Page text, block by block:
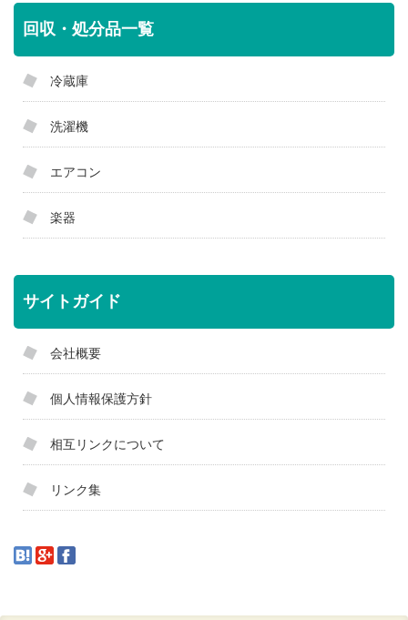
回収・処分品一覧
冷蔵庫
洗濯機
エアコン
楽器
サイトガイド
会社概要
個人情報保護方針
相互リンクについて
リンク集